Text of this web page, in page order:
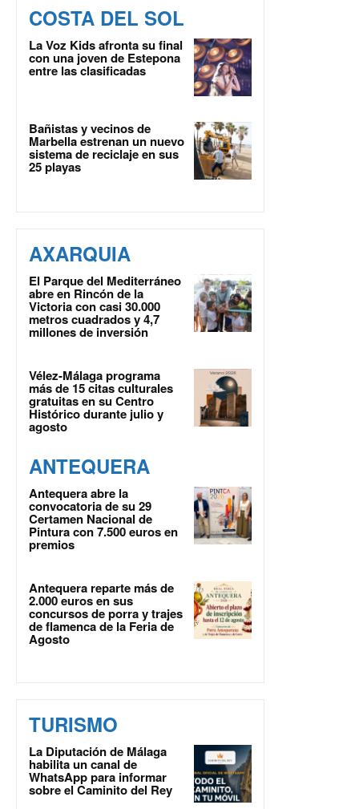
COSTA DEL SOL
La Voz Kids afronta su final
con una joven de Estepona
entre las clasificadas
Bañistas y vecinos de
Marbella estrenan un nuevo
sistema de reciclaje en sus
25 playas
AXARQUIA
El Parque del Mediterráneo
abre en Rincón de la
Victoria con casi 30.000
metros cuadrados y 4,7
millones de inversión
Vélez-Málaga programa
más de 15 citas culturales
gratuitas en su Centro
Histórico durante julio y
agosto
ANTEQUERA
Antequera abre la
convocatoria de su 29
Certamen Nacional de
Pintura con 7.500 euros en
premios
Antequera reparte más de
2.000 euros en sus
concursos de porra y trajes
de flamenca de la Feria de
Agosto
TURISMO
La Diputación de Málaga
habilita un canal de
WhatsApp para informar
sobre el Caminito del Rey